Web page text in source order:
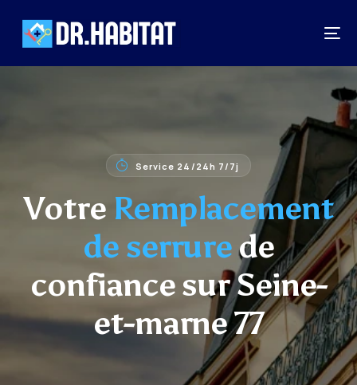
Service 24/24h 7/7j
Votre Remplacement
de serrurede
confiance sur Seine-
et-marne 77